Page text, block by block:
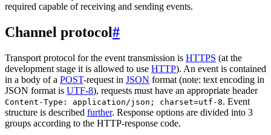
required capable of receiving and sending events.
Channel protocol#
Transport protocol for the event transmission is HTTPS (at the
development stage it is allowed to use HTTP). An event is contained
in a body of a POST-request in JSON format (note: text encoding in
JSON format is UTF-8), requests must have an appropriate header
Content-Type: application/json; charset=utf-8. Event
structure is described further. Response options are divided into 3
groups according to the HTTP-response code.